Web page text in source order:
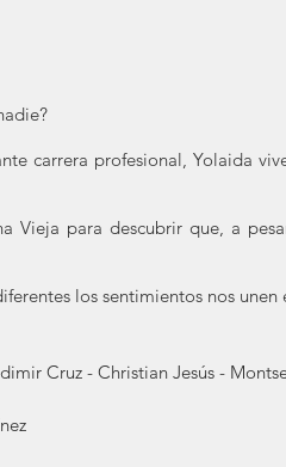
carrera profesional, Yolaida
Vieja para descubrir que, a
los sentimientos nos unen
Cruz - Christian Jesús -